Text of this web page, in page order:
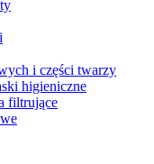
i części twarzy
higieniczne
filtrujące